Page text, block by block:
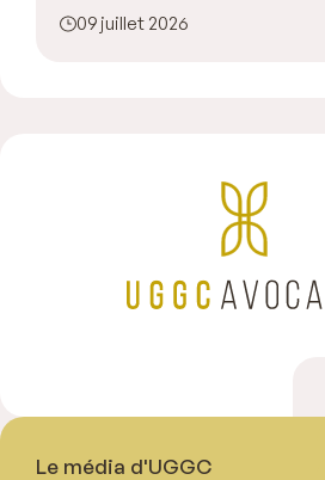
09 juillet 2026
Le média d'UGGC